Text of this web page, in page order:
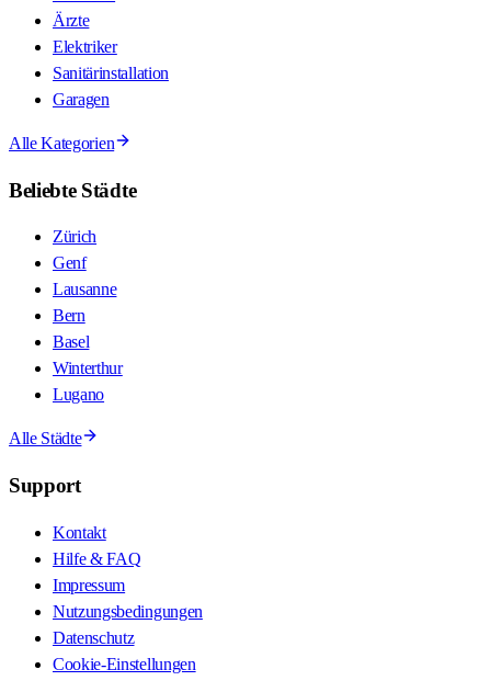
Ärzte
Elektriker
Sanitärinstallation
Garagen
Alle Kategorien
Beliebte Städte
Zürich
Genf
Lausanne
Bern
Basel
Winterthur
Lugano
Alle Städte
Support
Kontakt
Hilfe & FAQ
Impressum
Nutzungsbedingungen
Datenschutz
Cookie-Einstellungen